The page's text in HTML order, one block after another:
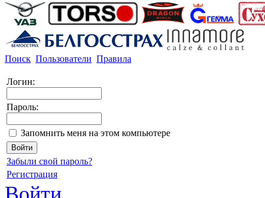
Поиск Пользователи Правила
Логин:
Пароль:
Запомнить меня на этом компьютере
Забыли свой пароль?
Регистрация